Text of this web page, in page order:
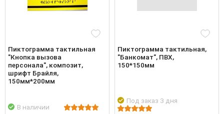
Пиктограмма тактильная
"Кнопка вызова
персонала", композит,
шрифт Брайля,
150мм*200мм
В наличии Войти
Пиктограмма тактильная,
"Банкомат", ПВХ,
150*150мм
Под заказ 3 дня
Подробнее